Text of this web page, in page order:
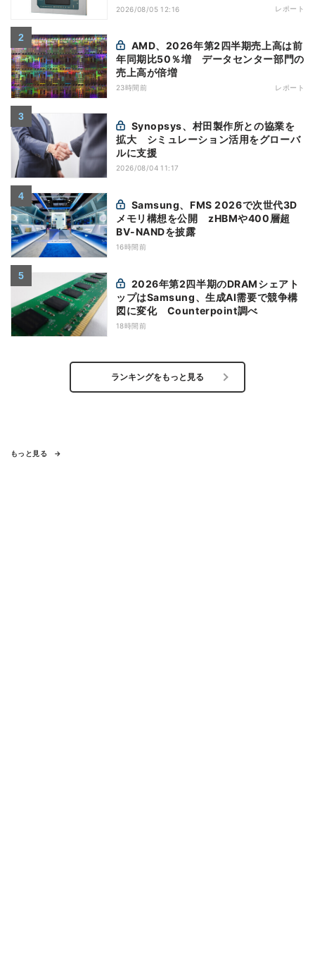
2026/08/05 12:16 レポート
年同期比50％増 データセンター部門の
売上高が倍増
23時間前 レポート
拡大 シミュレーション活用をグローバ
ルに支援
2026/08/04 11:17
メモリ構想を公開 zHBMや400層超
BV-NANDを披露
16時間前
ップはSamsung、生成AI需要で競争構
図に変化 Counterpoint調べ
18時間前
ランキングをもっと見る
もっと見る